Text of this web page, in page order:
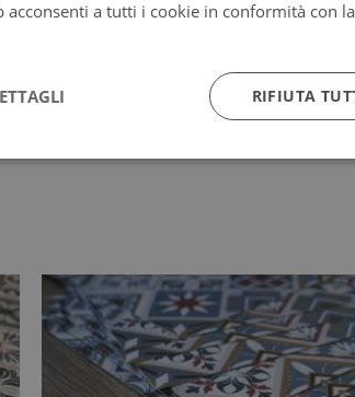
acconsenti a tutti i cookie in conformità con
RIFIUTA